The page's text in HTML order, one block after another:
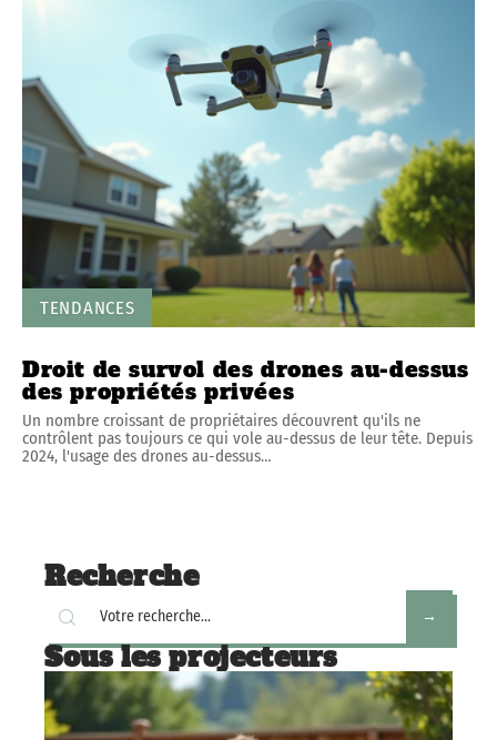
TENDANCES
Droit de survol des drones au-dessus
des propriétés privées
Un nombre croissant de propriétaires découvrent qu'ils ne
contrôlent pas toujours ce qui vole au-dessus de leur tête. Depuis
2024, l'usage des drones au-dessus…
Recherche
Sous les projecteurs